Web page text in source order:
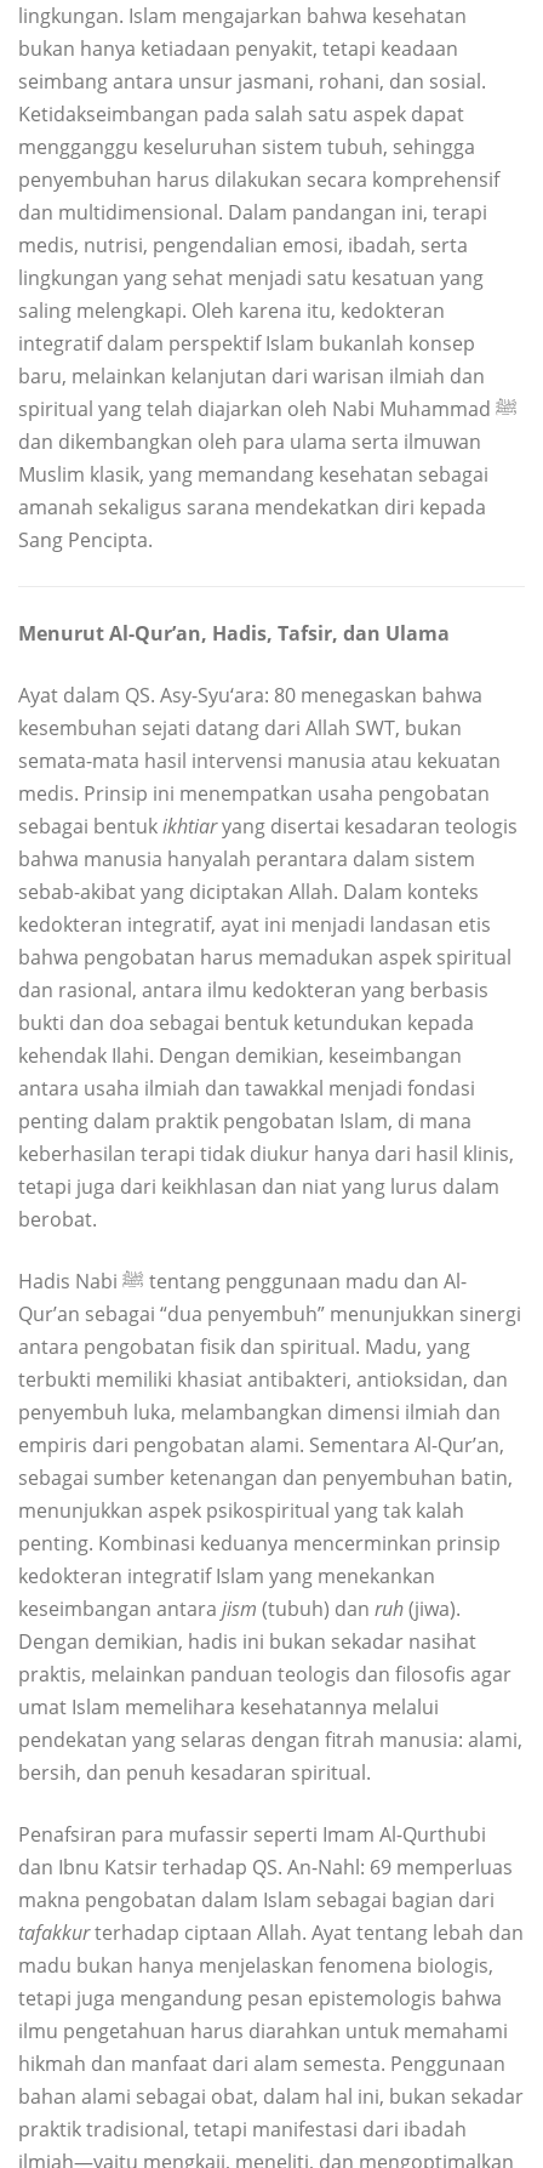
lingkungan. Islam mengajarkan bahwa kesehatan
bukan hanya ketiadaan penyakit, tetapi keadaan
seimbang antara unsur jasmani, rohani, dan sosial.
Ketidakseimbangan pada salah satu aspek dapat
mengganggu keseluruhan sistem tubuh, sehingga
penyembuhan harus dilakukan secara komprehensif
dan multidimensional. Dalam pandangan ini, terapi
medis, nutrisi, pengendalian emosi, ibadah, serta
lingkungan yang sehat menjadi satu kesatuan yang
saling melengkapi. Oleh karena itu, kedokteran
integratif dalam perspektif Islam bukanlah konsep
baru, melainkan kelanjutan dari warisan ilmiah dan
spiritual yang telah diajarkan oleh Nabi Muhammad ﷺ
dan dikembangkan oleh para ulama serta ilmuwan
Muslim klasik, yang memandang kesehatan sebagai
amanah sekaligus sarana mendekatkan diri kepada
Sang Pencipta.
Menurut Al-Qur’an, Hadis, Tafsir, dan Ulama
Ayat dalam QS. Asy-Syu‘ara: 80 menegaskan bahwa
kesembuhan sejati datang dari Allah SWT, bukan
semata-mata hasil intervensi manusia atau kekuatan
medis. Prinsip ini menempatkan usaha pengobatan
sebagai bentukikhtiaryang disertai kesadaran teologis
bahwa manusia hanyalah perantara dalam sistem
sebab-akibat yang diciptakan Allah. Dalam konteks
kedokteran integratif, ayat ini menjadi landasan etis
bahwa pengobatan harus memadukan aspek spiritual
dan rasional, antara ilmu kedokteran yang berbasis
bukti dan doa sebagai bentuk ketundukan kepada
kehendak Ilahi. Dengan demikian, keseimbangan
antara usaha ilmiah dan tawakkal menjadi fondasi
penting dalam praktik pengobatan Islam, di mana
keberhasilan terapi tidak diukur hanya dari hasil klinis,
tetapi juga dari keikhlasan dan niat yang lurus dalam
berobat.
Hadis Nabi ﷺ tentang penggunaan madu dan Al-
Qur’an sebagai “dua penyembuh” menunjukkan sinergi
antara pengobatan fisik dan spiritual. Madu, yang
terbukti memiliki khasiat antibakteri, antioksidan, dan
penyembuh luka, melambangkan dimensi ilmiah dan
empiris dari pengobatan alami. Sementara Al-Qur’an,
sebagai sumber ketenangan dan penyembuhan batin,
menunjukkan aspek psikospiritual yang tak kalah
penting. Kombinasi keduanya mencerminkan prinsip
kedokteran integratif Islam yang menekankan
keseimbangan antara jism (tubuh) dan ruh(jiwa).
Dengan demikian, hadis ini bukan sekadar nasihat
praktis, melainkan panduan teologis dan filosofis agar
umat Islam memelihara kesehatannya melalui
pendekatan yang selaras dengan fitrah manusia: alami,
bersih, dan penuh kesadaran spiritual.
Penafsiran para mufassir seperti Imam Al-Qurthubi
dan Ibnu Katsir terhadap QS. An-Nahl: 69 memperluas
makna pengobatan dalam Islam sebagai bagian dari
tafakkurterhadap ciptaan Allah. Ayat tentang lebah dan
madu bukan hanya menjelaskan fenomena biologis,
tetapi juga mengandung pesan epistemologis bahwa
ilmu pengetahuan harus diarahkan untuk memahami
hikmah dan manfaat dari alam semesta. Penggunaan
bahan alami sebagai obat, dalam hal ini, bukan sekadar
praktik tradisional, tetapi manifestasi dari ibadah
ilmiah—yaitu mengkaji, meneliti, dan mengoptimalkan